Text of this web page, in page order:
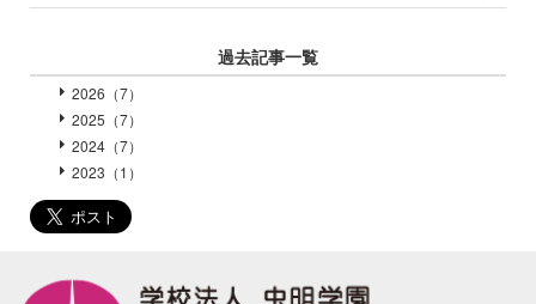
過去記事一覧
2026（7）
2025（7）
2024（7）
2023（1）